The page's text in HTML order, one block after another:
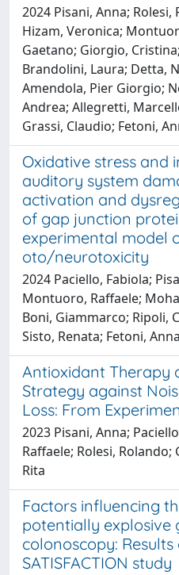
2024 Pisani, Anna;
Hizam, Veronica;
Gaetano; Giorgio,
Brandolini, Laura; Detta,
Amendola, Pier Giorgio;
Andrea; Allegretti,
Grassi, Claudio; Fetoni,
Oxidative stress and
auditory system
activation and
of gap junction
experimental model
oto/neurotoxicity
2024 Paciello, Fabiola;
Montuoro, Raffaele;
Boni, Giammarco; Ripoli,
Sisto, Renata; Fetoni,
Antioxidant Therapy
Strategy against
Loss: From
2023 Pisani, Anna;
Raffaele; Rolesi, Rolando;
Rita
Factors influencing
potentially explosive
colonoscopy:
SATISFACTION study